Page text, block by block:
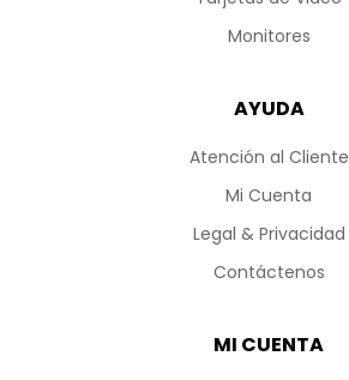
Monitores
AYUDA
Atención al Cliente
Mi Cuenta
Legal & Privacidad
Contáctenos
MI CUENTA